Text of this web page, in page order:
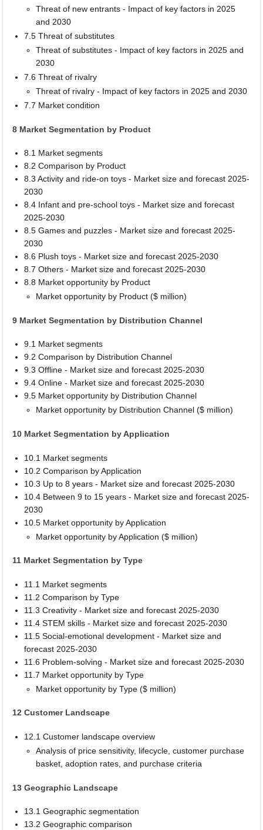
Threat of new entrants - Impact of key factors in 2025
and 2030
7.5 Threat of substitutes
Threat of substitutes - Impact of key factors in 2025 and
2030
7.6 Threat of rivalry
Threat of rivalry - Impact of key factors in 2025 and 2030
7.7 Market condition
8 Market Segmentation by Product
8.1 Market segments
8.2 Comparison by Product
8.3 Activity and ride-on toys - Market size and forecast 2025-
2030
8.4 Infant and pre-school toys - Market size and forecast
2025-2030
8.5 Games and puzzles - Market size and forecast 2025-
2030
8.6 Plush toys - Market size and forecast 2025-2030
8.7 Others - Market size and forecast 2025-2030
8.8 Market opportunity by Product
Market opportunity by Product ($ million)
9 Market Segmentation by Distribution Channel
9.1 Market segments
9.2 Comparison by Distribution Channel
9.3 Offline - Market size and forecast 2025-2030
9.4 Online - Market size and forecast 2025-2030
9.5 Market opportunity by Distribution Channel
Market opportunity by Distribution Channel ($ million)
10 Market Segmentation by Application
10.1 Market segments
10.2 Comparison by Application
10.3 Up to 8 years - Market size and forecast 2025-2030
10.4 Between 9 to 15 years - Market size and forecast 2025-
2030
10.5 Market opportunity by Application
Market opportunity by Application ($ million)
11 Market Segmentation by Type
11.1 Market segments
11.2 Comparison by Type
11.3 Creativity - Market size and forecast 2025-2030
11.4 STEM skills - Market size and forecast 2025-2030
11.5 Social-emotional development - Market size and
forecast 2025-2030
11.6 Problem-solving - Market size and forecast 2025-2030
11.7 Market opportunity by Type
Market opportunity by Type ($ million)
12 Customer Landscape
12.1 Customer landscape overview
Analysis of price sensitivity, lifecycle, customer purchase
basket, adoption rates, and purchase criteria
13 Geographic Landscape
13.1 Geographic segmentation
13.2 Geographic comparison